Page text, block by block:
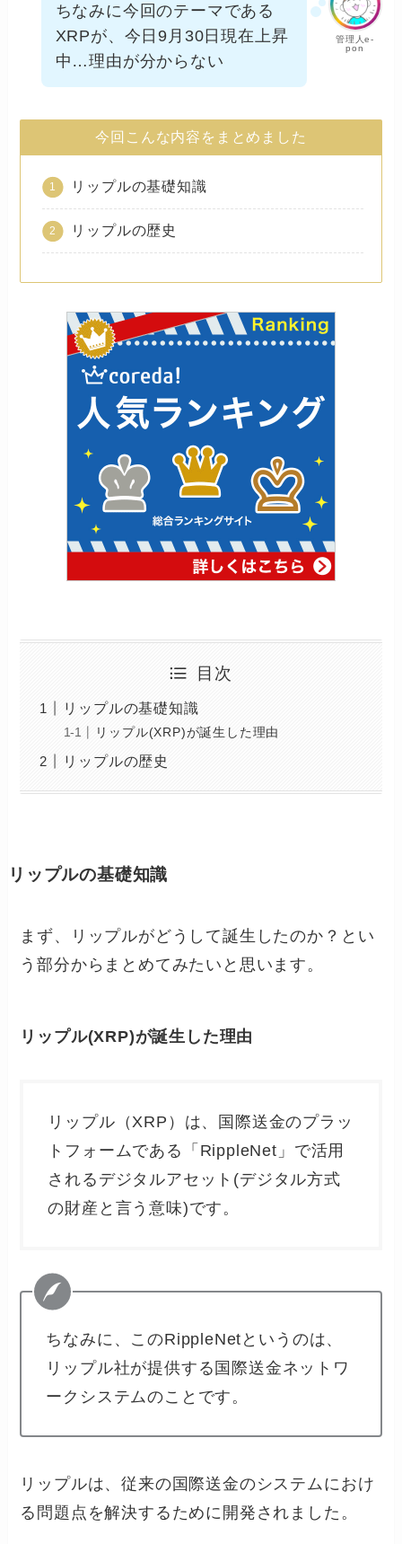
管理人e-
pon
ちなみに今回のテーマである
XRPが、今日9月30日現在上昇
中…理由が分からない
今回こんな内容をまとめました
リップルの基礎知識
リップルの歴史
目次
リップルの基礎知識
リップル(XRP)が誕生した理由
リップルの歴史
リップルの基礎知識
まず、リップルがどうして誕生したのか？とい
う部分からまとめてみたいと思います。
リップル(XRP)が誕生した理由
リップル（XRP）は、国際送金のプラッ
トフォームである「RippleNet」で活用
されるデジタルアセット(デジタル方式
の財産と言う意味)です。
ちなみに、このRippleNetというのは、
リップル社が提供する国際送金ネットワ
ークシステムのことです。
リップルは、従来の国際送金のシステムにおけ
る問題点を解決するために開発されました。